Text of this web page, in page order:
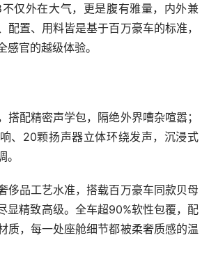
仅外在大气，更是腹有雅量，内外兼
配置、用料皆是基于百万豪车的标准，
官的越级体验。
搭配精密声学包，隔绝外界嘈杂喧嚣；
、20颗扬声器立体环绕发声，沉浸式
侈品工艺水准，搭载百万豪车同款贝母
显精致高级。全车超90%软性包覆，配
质，每一处座舱细节都被柔奢质感的温